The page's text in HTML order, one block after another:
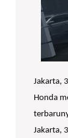
Jakarta,
Honda
Jakarta,